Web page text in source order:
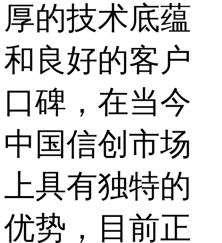
厚的技术底蕴
和良好的客户
口碑，在当今
中国信创市场
上具有独特的
优势，目前正